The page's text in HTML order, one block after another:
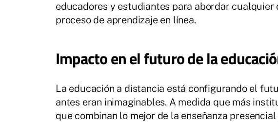
educadores y estudiantes para abordar
proceso de aprendizaje en línea.
Impacto en el futuro de la
La educación a distancia está configurando el
antes eran inimaginables. A medida que más
que combinan lo mejor de la enseñanza